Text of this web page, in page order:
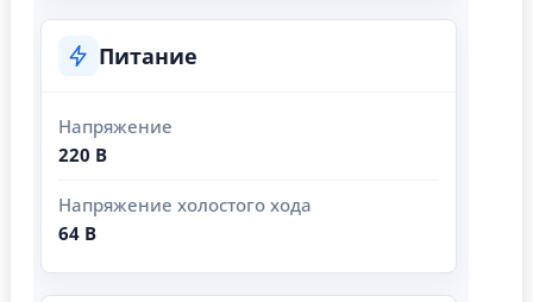
Питание
Напряжение
220 В
Напряжение холостого хода
64 В